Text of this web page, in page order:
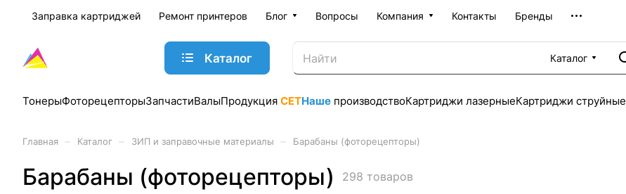
Заправка картриджей Ремонт принтеров Блог Вопросы Компания Контакты Бренды
Каталог
Каталог
ТонерыФоторецепторыЗапчастиВалыПродукция CETНаше производствоКартриджи лазерныеКартриджи струйные
Главная Каталог ЗИП и заправочные материалы Барабаны (фоторецепторы)
Барабаны (фоторецепторы) 298 товаров